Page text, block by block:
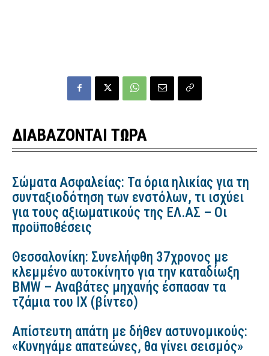
ΔΙΑΒΑΖΟΝΤΑΙ ΤΩΡΑ
Σώματα Ασφαλείας: Τα όρια ηλικίας για τη
συνταξιοδότηση των ενστόλων, τι ισχύει
για τους αξιωματικούς της ΕΛ.ΑΣ – Οι
προϋποθέσεις
Θεσσαλονίκη: Συνελήφθη 37χρονος με
κλεμμένο αυτοκίνητο για την καταδίωξη
BMW – Αναβάτες μηχανής έσπασαν τα
τζάμια του ΙΧ (βίντεο)
Απίστευτη απάτη με δήθεν αστυνομικούς:
«Κυνηγάμε απατεώνες, θα γίνει σεισμός»